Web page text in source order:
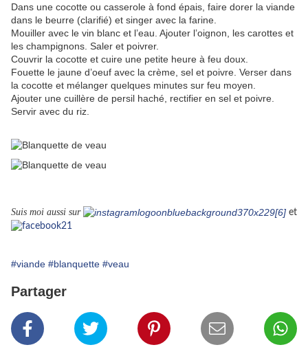
Dans une cocotte ou casserole à fond épais, faire dorer la viande
dans le beurre (clarifié) et singer avec la farine.
Mouiller avec le vin blanc et l’eau. Ajouter l’oignon, les carottes et
les champignons. Saler et poivrer.
Couvrir la cocotte et cuire une petite heure à feu doux.
Fouette le jaune d’oeuf avec la crème, sel et poivre. Verser dans
la cocotte et mélanger quelques minutes sur feu moyen.
Ajouter une cuillère de persil haché, rectifier en sel et poivre.
Servir avec du riz.
Suis moi aussi sur et
#viande #blanquette #veau
Partager